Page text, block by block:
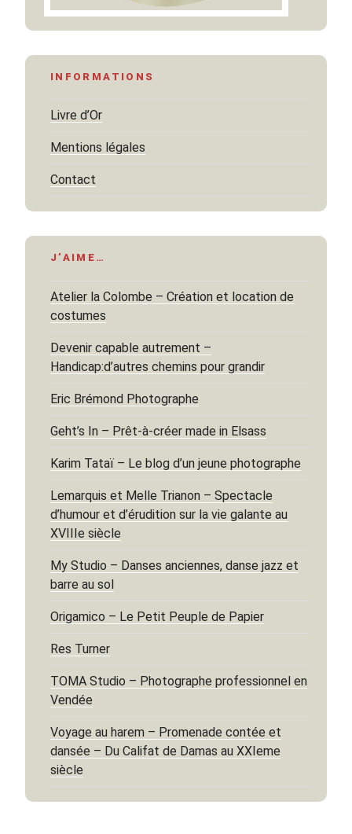
INFORMATIONS
Livre d’Or
Mentions légales
Contact
J’AIME…
Atelier la Colombe – Création et location de
costumes
Devenir capable autrement –
Handicap:d’autres chemins pour grandir
Eric Brémond Photographe
Geht’s In – Prêt-à-créer made in Elsass
Karim Tataï – Le blog d’un jeune photographe
Lemarquis et Melle Trianon – Spectacle
d’humour et d’érudition sur la vie galante au
XVIIIe siècle
My Studio – Danses anciennes, danse jazz et
barre au sol
Origamico – Le Petit Peuple de Papier
Res Turner
TOMA Studio – Photographe professionnel en
Vendée
Voyage au harem – Promenade contée et
dansée – Du Califat de Damas au XXIeme
siècle